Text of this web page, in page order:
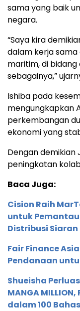
sama yang baik
negara.
“Saya kira
dalam kerja sama
maritim, di
sebagainya,”
Ishiba pada
mengungkapkan
perkembangan
ekonomi yang
Dengan demikian
peningkatan
Baca Juga:
Cision Raih
untuk
Distribusi Siaran
Fair Finance
Pendanaan
Shueisha
MANGA
dalam 100